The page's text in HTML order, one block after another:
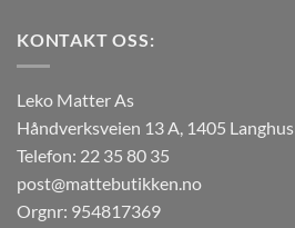
KONTAKT OSS:
Leko Matter As
Håndverksveien 13 A, 1405 Langhus
Telefon: 22 35 80 35
post@mattebutikken.no
Orgnr: 954817369